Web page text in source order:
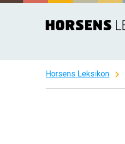
Spring
Horsens Leksikon chevron_right